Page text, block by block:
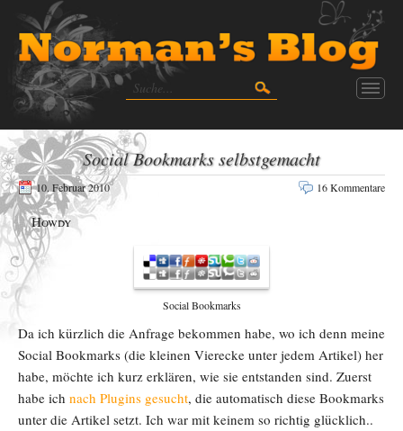
Social Bookmarks selbstgemacht
10. Februar 2010 16 Kommentare
Howdy
Social Bookmarks
Da ich kürzlich die Anfrage bekommen habe, wo ich denn meine
Social Bookmarks (die kleinen Vierecke unter jedem Artikel) her
habe, möchte ich kurz erklären, wie sie entstanden sind. Zuerst
habe ich nach Plugins gesucht, die automatisch diese Bookmarks
unter die Artikel setzt. Ich war mit keinem so richtig glücklich..